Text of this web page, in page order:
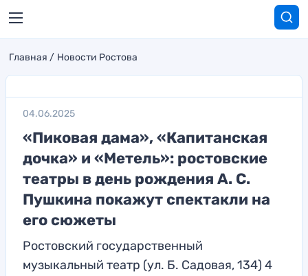
Главная Новости Ростова
04.06.2025
«Пиковая дама», «Капитанская
дочка» и «Метель»: ростовские
театры в день рождения А. С.
Пушкина покажут спектакли на
его сюжеты
Ростовский государственный
музыкальный театр (ул. Б. Садовая, 134) 4